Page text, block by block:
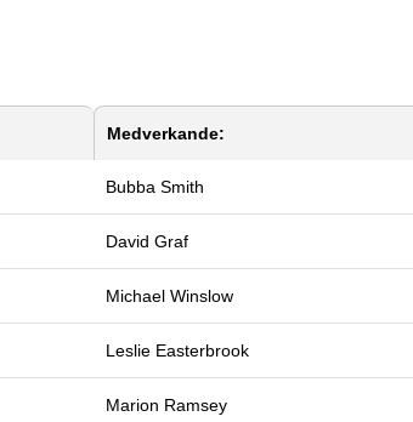
Medverkande:
Bubba Smith
David Graf
Michael Winslow
Leslie Easterbrook
Marion Ramsey